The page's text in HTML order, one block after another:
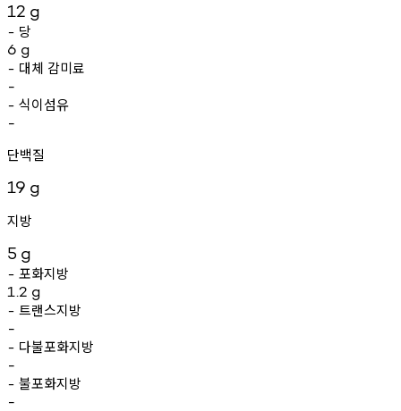
12 g
- 당
6 g
- 대체 감미료
-
- 식이섬유
-
단백질
19 g
지방
5 g
- 포화지방
1.2 g
- 트랜스지방
-
- 다불포화지방
-
- 불포화지방
-